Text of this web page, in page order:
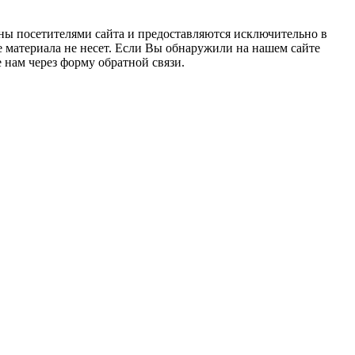
сайта и предоставляются исключительно в
материала не несет. Если Вы обнаружили на нашем сайте
через форму обратной связи.